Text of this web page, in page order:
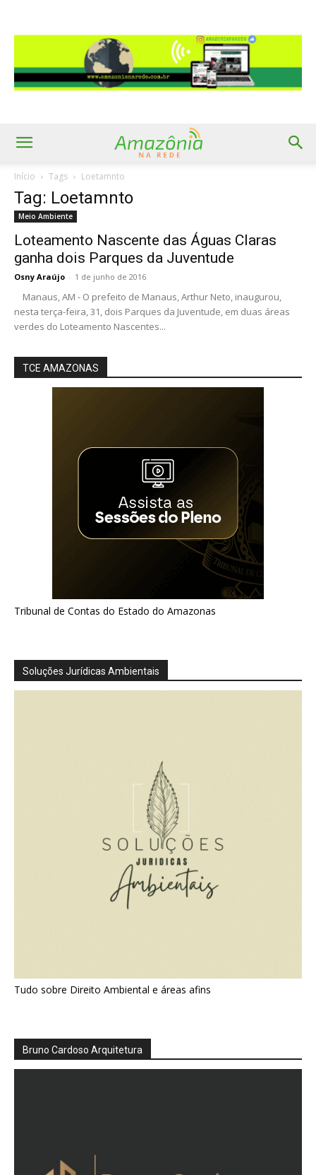
Início Tags Loetamnto
Tag: Loetamnto
Meio Ambiente
Loteamento Nascente das Águas Claras
ganha dois Parques da Juventude
Osny Araújo - 1 de junho de 2016
Manaus, AM - O prefeito de Manaus, Arthur Neto, inaugurou,
nesta terça-feira, 31, dois Parques da Juventude, em duas áreas
verdes do Loteamento Nascentes...
TCE AMAZONAS
Tribunal de Contas do Estado do Amazonas
Soluções Jurídicas Ambientais
Tudo sobre Direito Ambiental e áreas afins
Bruno Cardoso Arquitetura